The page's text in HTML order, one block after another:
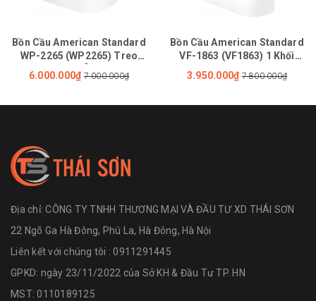
Bồn Cầu American Standard
WP-2265 (WP2265) Treo
Tường Nắp Êm Loven
6.000.000₫ 7.000.000₫
Bồn Cầu American Standard
VF-1863 (VF1863) 1 Khối
LOVEN Xả Xoáy Kép
3.950.000₫ 7.800.000₫
Địa chỉ:CÔNG TY TNHH THƯƠNG MẠI VÀ ĐẦU TƯ XD THÁI SƠN
22 Ngõ Ga Hà Đông, Phú La, Hà Đông, Hà Nội
Liên kết với chúng tôi : 0911291445
GPKD: ngày 23/11/2022 của Sở KH & Đầu Tư TP. HN
MST: 0110189125